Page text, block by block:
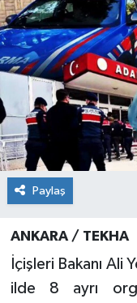
Paylaş
ANKARA / TEKHA
İçişleri Bakanı Ali
ilde 8 ayrı